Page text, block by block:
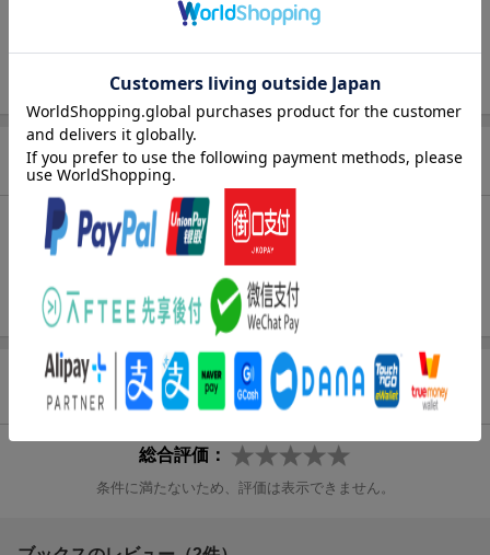
東京ニュース通信社
商品説明
内容紹介
表紙 ：赤楚衛二（通常版と絵柄違い）
裏表紙：奥野壮×豊田裕大（通常版と絵柄違い）
商品レビュー（2件）
総合評価：
条件に満たないため、評価は表示できません。